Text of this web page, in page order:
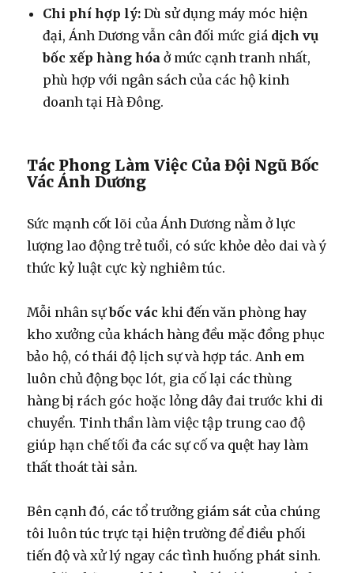
Chi phí hợp lý: Dù sử dụng máy móc hiện
đại, Ánh Dương vẫn cân đối mức giá dịch vụ
bốc xếp hàng hóa ở mức cạnh tranh nhất,
phù hợp với ngân sách của các hộ kinh
doanh tại Hà Đông.
Tác Phong Làm Việc Của Đội Ngũ Bốc
Vác Ánh Dương
Sức mạnh cốt lõi của Ánh Dương nằm ở lực
lượng lao động trẻ tuổi, có sức khỏe dẻo dai và ý
thức kỷ luật cực kỳ nghiêm túc.
Mỗi nhân sựbốc vác khi đến văn phòng hay
kho xưởng của khách hàng đều mặc đồng phục
bảo hộ, có thái độ lịch sự và hợp tác. Anh em
luôn chủ động bọc lót, gia cố lại các thùng
hàng bị rách góc hoặc lỏng dây đai trước khi di
chuyển. Tinh thần làm việc tập trung cao độ
giúp hạn chế tối đa các sự cố va quệt hay làm
thất thoát tài sản.
Bên cạnh đó, các tổ trưởng giám sát của chúng
tôi luôn túc trực tại hiện trường để điều phối
tiến độ và xử lý ngay các tình huống phát sinh.